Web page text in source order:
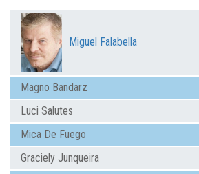
Miguel Falabella
Magno Bandarz
Luci Salutes
Mica De Fuego
Graciely Junqueira